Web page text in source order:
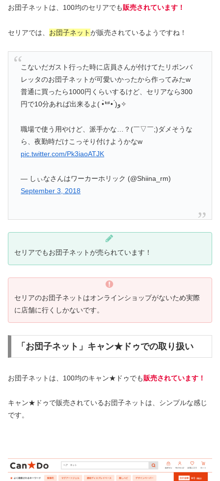
お団子ネットは、100均のセリアでも販売されています！
セリアでは、 お団子ネットが販売されているようですね！
こないだガスト行った時に店員さんが付けてたリボンバ
レッタのお団子ネットが可愛いかったから作ってみたw
普通に買ったら1000円くらいするけど、セリアなら300
円で10分あれば出来るよ( •̀ᄇ• ́)ﻭ✧
職場で使う用やけど、派手かな…？(￣▽￣;)ダメそうな
ら、夜勤時だけこっそり付けようかなw
pic.twitter.com/Pk3iaoATJK
— しぃなさんはワーカーホリック (@Shiina_rm)
September 3, 2018
セリアでもお団子ネットが売られています！
セリアのお団子ネットはオンラインショップがないため実際
に店舗に行くしかないです。
「お団子ネット」キャン★ドゥでの取り扱い
お団子ネットは、100均のキャン★ドゥでも 販売されています！
キャン★ドゥで販売されているお団子ネットは、シンプルな感じ
です。